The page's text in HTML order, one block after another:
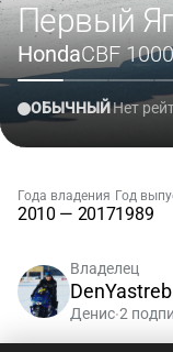
Первый
HondaCBF
ОБЫЧНЫЙНет
Года владения
2010 — 2017
Год
1989
Владелец
DenYastreb
Денис•2